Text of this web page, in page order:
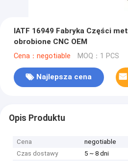
IATF 16949 Fabryka Części
obrobione CNC OEM
Cena：negotiable MOQ：1 PCS
Najlepsza cena
Opis Produktu
Cena
negotiable
Czas dostawy
5 ~ 8 dni